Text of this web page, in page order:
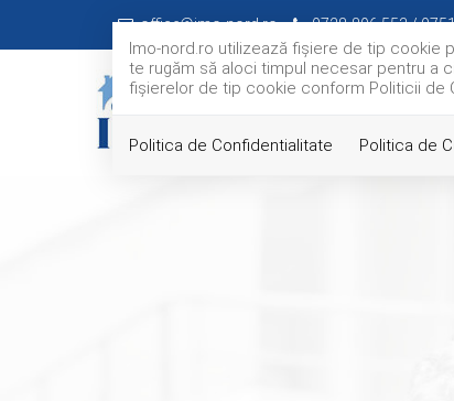
Imo-nord.ro utilizează fişiere de tip cookie
te rugăm să aloci timpul necesar pentru a
fişierelor de tip cookie conform Politicii de
Politica de Confidentialitate Politica de
office@imo-nord.ro 0728-896.553 /